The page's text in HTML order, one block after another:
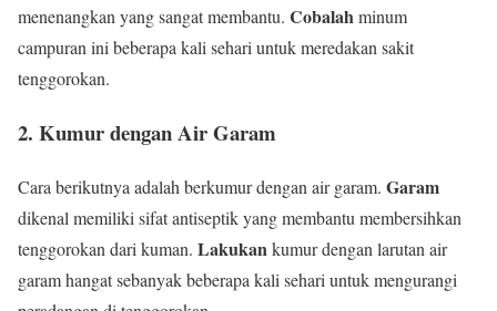
menenangkan yang sangat membantu. Cobalahminum
campuran ini beberapa kali sehari untuk meredakan sakit
tenggorokan.
2. Kumur dengan Air Garam
Cara berikutnya adalah berkumur dengan air garam. Garam
dikenal memiliki sifat antiseptik yang membantu membersihkan
tenggorokan dari kuman. Lakukankumur dengan larutan air
garam hangat sebanyak beberapa kali sehari untuk mengurangi